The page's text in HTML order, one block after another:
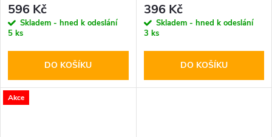
596 Kč
Skladem - hned k odeslání
5 ks
DO KOŠÍKU
396 Kč
Skladem - hned k odeslání
3 ks
DO KOŠÍKU
Akce